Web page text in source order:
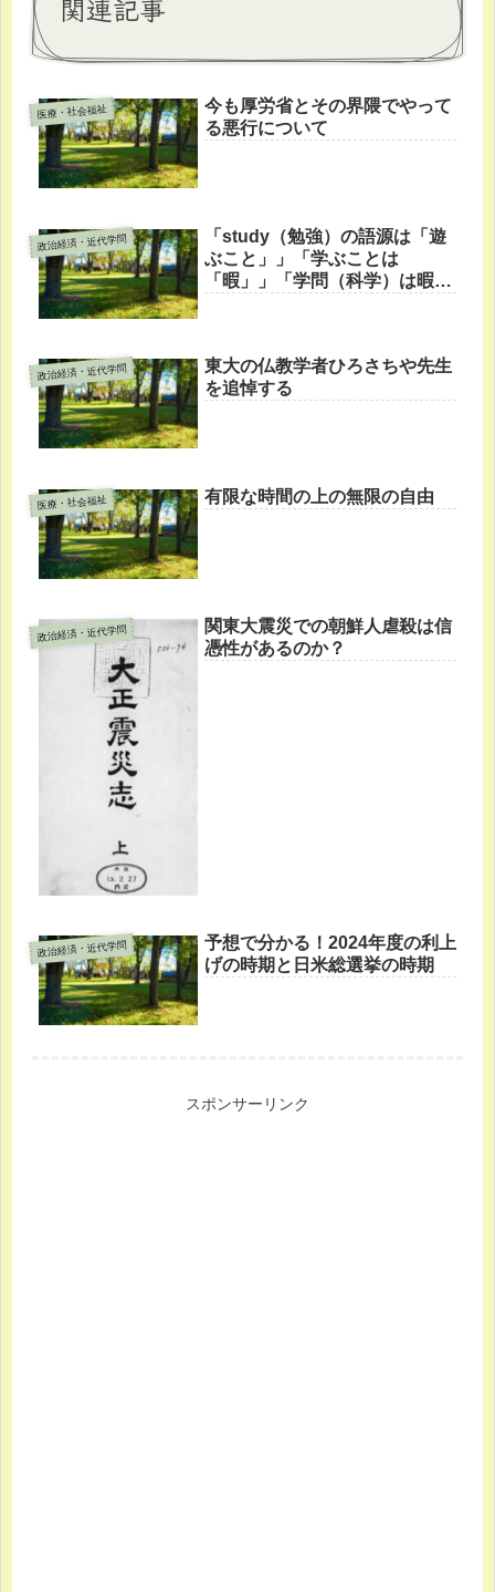
関連記事
医療・社会福祉
今も厚労省とその界隈でやって
る悪行について
政治経済・近代学問
「study（勉強）の語源は「遊
ぶこと」」「学ぶことは
「暇」」「学問（科学）は暇人
政治経済・近代学問
東大の仏教学者ひろさちや先生
を追悼する
医療・社会福祉 有限な時間の上の無限の自由
政治経済・近代学問
関東大震災での朝鮮人虐殺は信
憑性があるのか？
政治経済・近代学問
予想で分かる！2024年度の利上
げの時期と日米総選挙の時期
スポンサーリンク